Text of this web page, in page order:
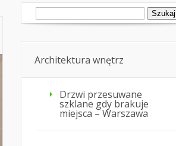
Szukaj:
Architektura wnętrz
Drzwi przesuwane
szklane gdy brakuje
miejsca – Warszawa